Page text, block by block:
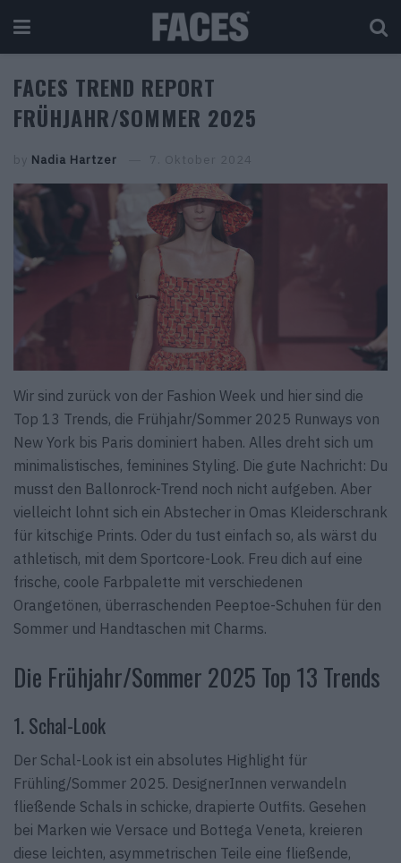
FACES TREND REPORT
FRÜHJAHR/SOMMER 2025
by Nadia Hartzer 7. Oktober 2024
Wir sind zurück von der Fashion Week und hier sind die
Top 13 Trends, die Frühjahr/Sommer 2025 Runways von
New York bis Paris dominiert haben. Alles dreht sich um
minimalistisches, feminines Styling. Die gute Nachricht: Du
musst den Ballonrock-Trend noch nicht aufgeben. Aber
vielleicht lohnt sich ein Abstecher in Omas Kleiderschrank
für kitschige Prints. Oder du tust einfach so, als wärst du
athletisch, mit dem Sportcore-Look. Freu dich auf eine
frische, coole Farbpalette mit verschiedenen
Orangetönen, überraschenden Peeptoe-Schuhen für den
Sommer und Handtaschen mit Charms.
Die Frühjahr/Sommer 2025 Top 13 Trends
1. Schal-Look
Der Schal-Look ist ein absolutes Highlight für
Frühling/Sommer 2025. DesignerInnen verwandeln
fließende Schals in schicke, drapierte Outfits. Gesehen
bei Marken wie Versace und Bottega Veneta, kreieren
diese leichten, asymmetrischen Teile eine fließende,